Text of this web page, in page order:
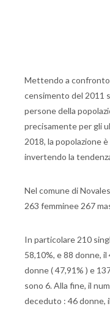
Mettendo a
censimento del 2011
persone della
precisamente per gli
2018, la popolazione
invertendo la
Nel comune di
263 femminee 267
In particolare 210
58,10%, e 88 donne,
donne ( 47,91% ) e
sono 6. Alla fine, il
deceduto : 46 donne,